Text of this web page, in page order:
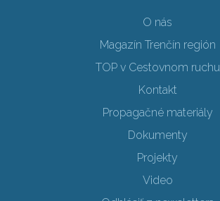
O nás
Magazín Trenčín región
TOP v Cestovnom ruchu
Kontakt
Propagačné materiály
Dokumenty
Projekty
Video